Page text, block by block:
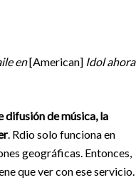
en[American] Idol ahora
difusión de música, la
. Rdio solo funciona en
geográficas. Entonces,
que ver con ese servicio.